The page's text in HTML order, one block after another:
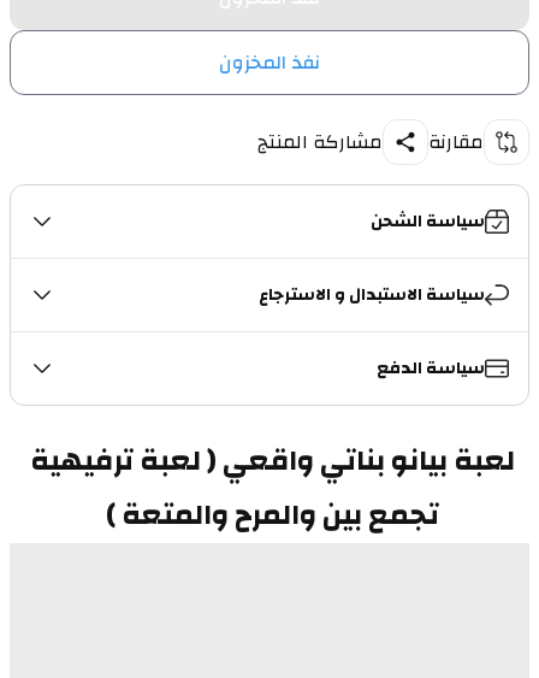
نفذ المخزون
مقارنة مشاركة المنتج
سياسة الشحن
سياسة الاستبدال و الاسترجاع
سياسة الدفع
تجمع بين والمرح والمتعة )